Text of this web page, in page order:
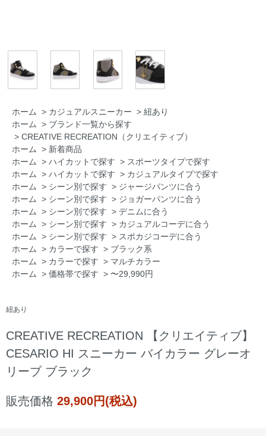
ホーム > カジュアルスニーカー > 紐あり
ホーム
> ブランド一覧から探す
> CREATIVE RECREATION（クリエイティブ）
ホーム
> 新着商品
ホーム
> ハイカットで探す > スポーツタイプで探す
ホーム
> ハイカットで探す > カジュアルタイプで探す
ホーム
> シーン別で探す > ジャージパンツに合う
ホーム
> シーン別で探す > ジョガーパンツに合う
ホーム
> シーン別で探す > デニムに合う
ホーム
> シーン別で探す > カジュアルコーデに合う
ホーム
> シーン別で探す > スポカジコーデに合う
ホーム
> カラーで探す > ブラック系
ホーム
> カラーで探す > マルチカラー
ホーム
> 価格帯で探す > 〜29,990円
紐あり
CREATIVE RECREATION 【クリエイティブ】
CESARIO HI スニーカー バイカラー グレーオ
リーブ ブラック
販売価格 29,900円(税込)